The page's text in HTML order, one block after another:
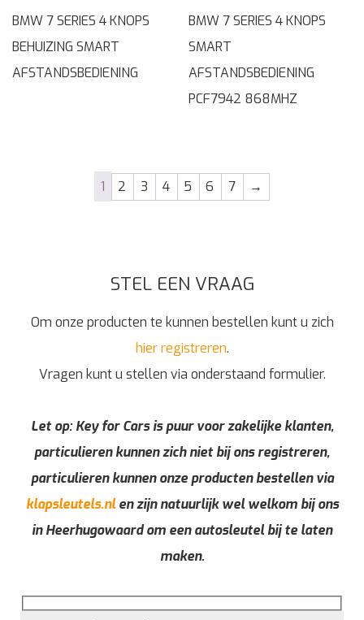
BMW 7 SERIES 4 KNOPS
BEHUIZING SMART
AFSTANDSBEDIENING
BMW 7 SERIES 4 KNOPS
SMART
AFSTANDSBEDIENING
PCF7942 868MHZ
1 2 3 4 5 6 7 →
STEL EEN VRAAG
Om onze producten te kunnen bestellen kunt u zich
hier registreren.
Vragen kunt u stellen via onderstaand formulier.
Let op: Key for Cars is puur voor zakelijke klanten,
particulieren kunnen zich niet bij ons registreren,
particulieren kunnen onze producten bestellen via
klapsleutels.nlen zijn natuurlijk wel welkom bij ons
in Heerhugowaard om een autosleutel bij te laten
maken.